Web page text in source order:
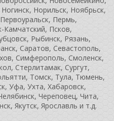
Норильск, Ноябрьск,
Пермь,
Камчатский, Псков,
Рыбинск, Рязань,
Саратов, Севастополь,
Симферополь, Смоленск,
Стерлитамак, Сургут,
Томск, Тула, Тюмень,
Уфа, Ухта, Хабаровск,
Череповец, Чита,
Якутск, Ярославль и т.д.